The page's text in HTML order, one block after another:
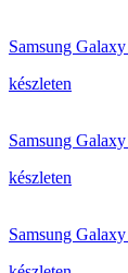
Samsung
készleten
Samsung
készleten
Samsung